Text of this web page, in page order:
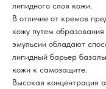
липидного слоя кожи.
В отличие от кремов
кожу путем
эмульсии обладают
липидный барьер
кожи к самозащите.
Высокая концентрация